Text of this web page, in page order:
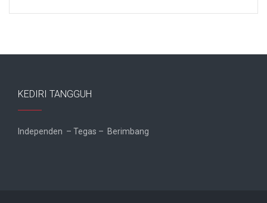
KEDIRI TANGGUH
Independen – Tegas – Berimbang